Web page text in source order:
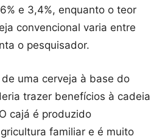
e 3,4%, enquanto o teor
convencional varia entre
o pesquisador.
uma cerveja à base do
trazer benefícios à cadeia
cajá é produzido
familiar e é muito